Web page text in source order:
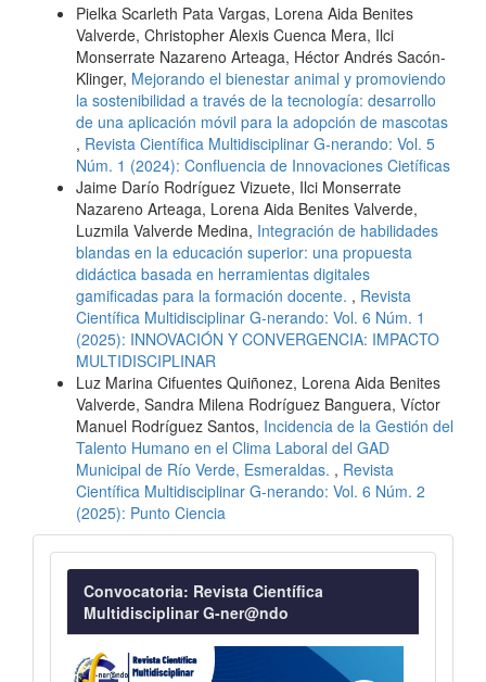
Pielka Scarleth Pata Vargas, Lorena Aida Benites
Valverde, Christopher Alexis Cuenca Mera, Ilci
Monserrate Nazareno Arteaga, Héctor Andrés Sacón-
Klinger, Mejorando el bienestar animal y promoviendo
la sostenibilidad a través de la tecnología: desarrollo
de una aplicación móvil para la adopción de mascotas
, Revista Científica Multidisciplinar G-nerando: Vol. 5
Núm. 1 (2024): Confluencia de Innovaciones Cietíficas
Jaime Darío Rodríguez Vizuete, Ilci Monserrate
Nazareno Arteaga, Lorena Aida Benites Valverde,
Luzmila Valverde Medina, Integración de habilidades
blandas en la educación superior: una propuesta
didáctica basada en herramientas digitales
gamificadas para la formación docente. , Revista
Científica Multidisciplinar G-nerando: Vol. 6 Núm. 1
(2025): INNOVACIÓN Y CONVERGENCIA: IMPACTO
MULTIDISCIPLINAR
Luz Marina Cifuentes Quiñonez, Lorena Aida Benites
Valverde, Sandra Milena Rodríguez Banguera, Víctor
Manuel Rodríguez Santos, Incidencia de la Gestión del
Talento Humano en el Clima Laboral del GAD
Municipal de Río Verde, Esmeraldas. , Revista
Científica Multidisciplinar G-nerando: Vol. 6 Núm. 2
(2025): Punto Ciencia
Convocatoria
Convocatoria: Revista Científica
Multidisciplinar G-ner@ndo